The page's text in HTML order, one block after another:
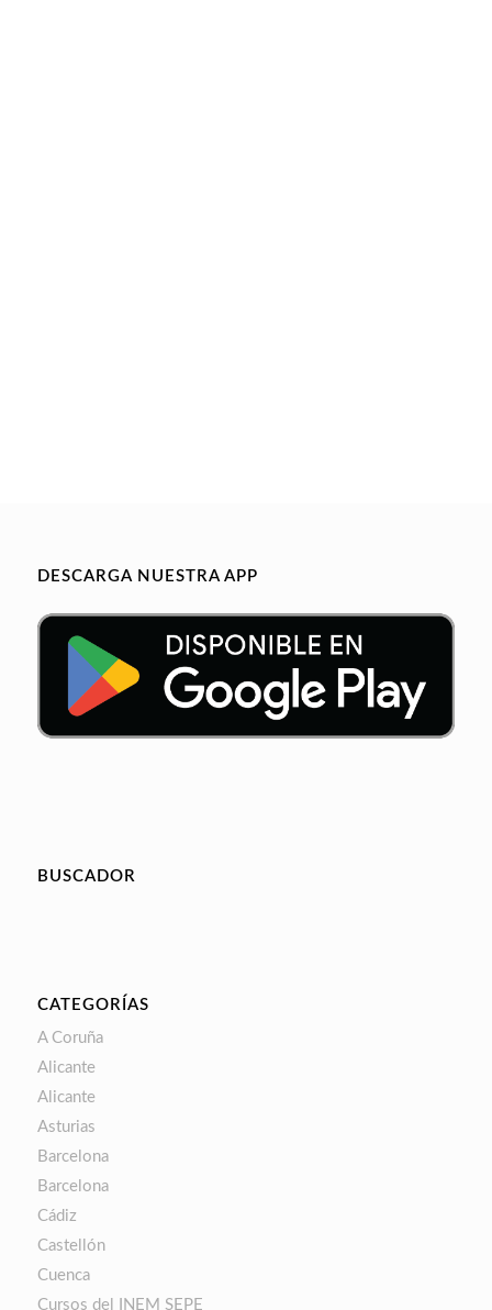
DESCARGA NUESTRA APP
BUSCADOR
CATEGORÍAS
A Coruña
Alicante
Alicante
Asturias
Barcelona
Barcelona
Cádiz
Castellón
Cuenca
Cursos del INEM SEPE